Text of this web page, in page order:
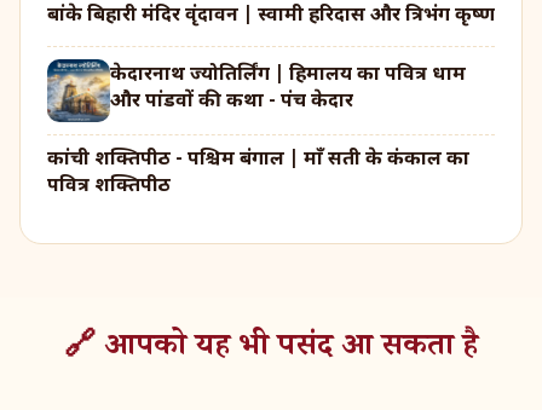
बांके बिहारी मंदिर वृंदावन | स्वामी हरिदास और त्रिभंग कृष्ण
केदारनाथ ज्योतिर्लिंग | हिमालय का पवित्र धाम
और पांडवों की कथा - पंच केदार
कांची शक्तिपीठ - पश्चिम बंगाल | माँ सती के कंकाल का
पवित्र शक्तिपीठ
🔗 आपको यह भी पसंद आ सकता है